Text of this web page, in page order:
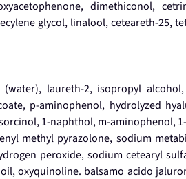
dimethiconol,
glycol, linalool, ceteareth-25,
laureth-2, isopropyl
p-aminophenol, hydrolyzed
1-naphthol, m-aminophenol,
methyl pyrazolone, sodium
peroxide, sodium cetearyl
oxyquinoline. balsamo acido